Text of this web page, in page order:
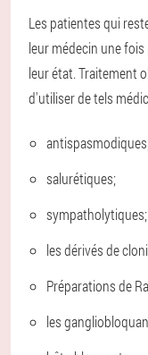
Les patientes qui
leur médecin une
leur état. Traitement
d'utiliser de tels
salurétiques;
sympatholytiques;
les dérivés de
Préparations de
les